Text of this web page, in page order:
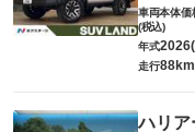
車両本体価
(税込)
年式
走行88km
ハリア